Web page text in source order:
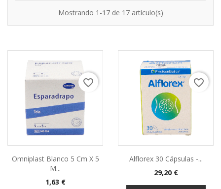
Mostrando 1-17 de 17 artículo(s)
Omniplast Blanco 5 Cm X 5
M...
1,63 €
favorite_border
Alflorex 30 Cápsulas -...
29,20 €
favorite_border